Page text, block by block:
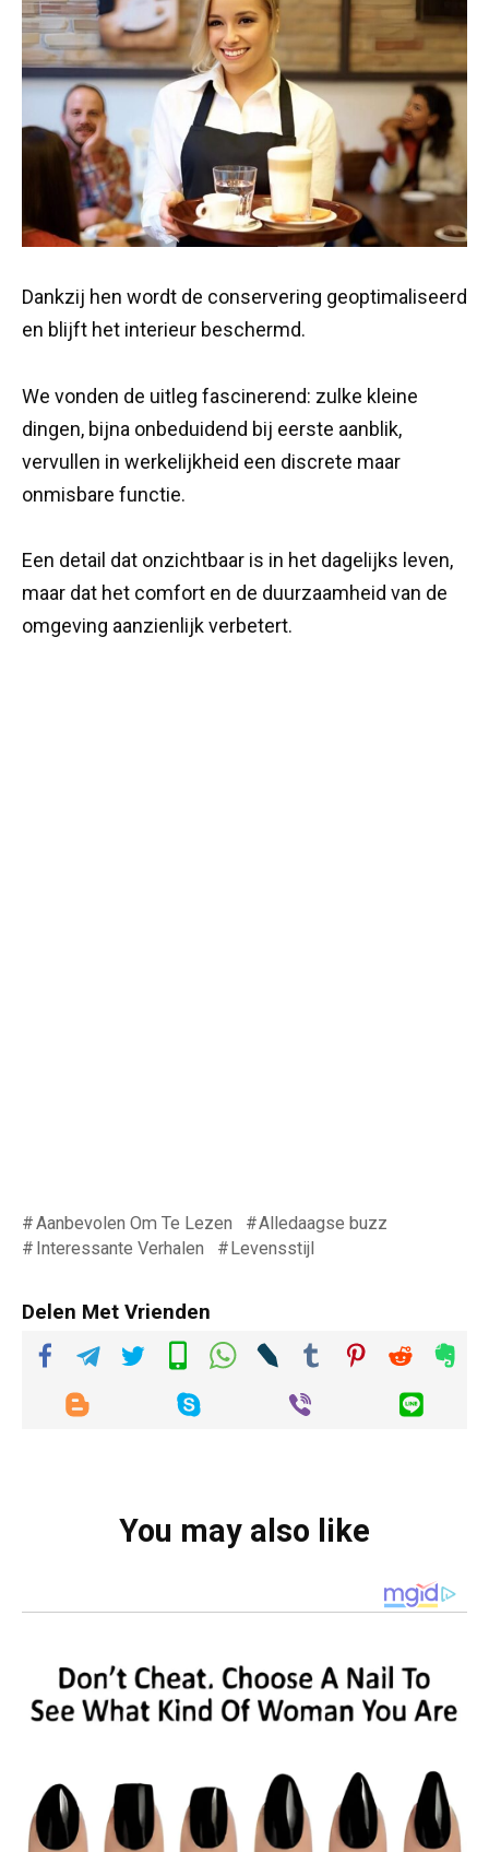
Dankzij hen wordt de conservering geoptimaliseerd
en blijft het interieur beschermd.
We vonden de uitleg fascinerend: zulke kleine
dingen, bijna onbeduidend bij eerste aanblik,
vervullen in werkelijkheid een discrete maar
onmisbare functie.
Een detail dat onzichtbaar is in het dagelijks leven,
maar dat het comfort en de duurzaamheid van de
omgeving aanzienlijk verbetert.
Aanbevolen Om Te Lezen
Alledaagse buzz
Interessante Verhalen
Levensstijl
Delen Met Vrienden
You may also like